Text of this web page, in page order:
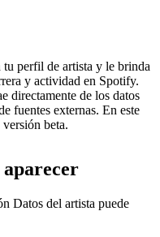
tu perfil de artista y le brinda
y actividad en Spotify.
directamente de los datos
fuentes externas. En este
beta.
Datos del artista puede